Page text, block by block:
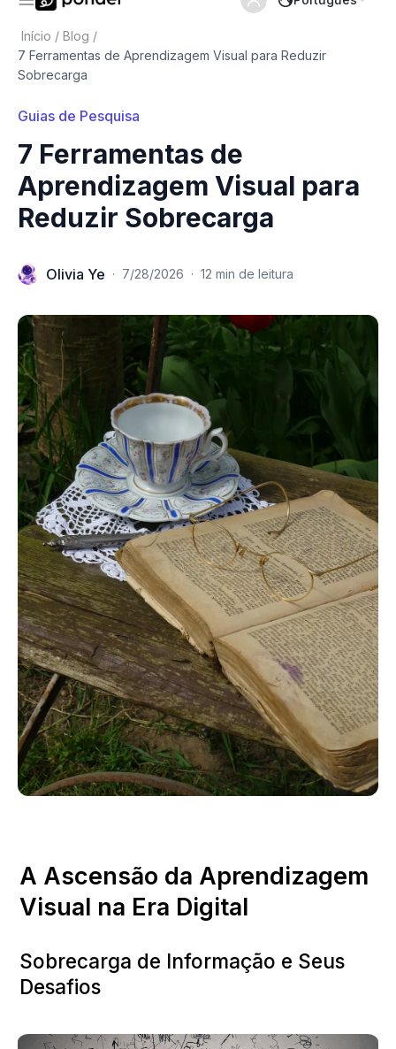
Início / Blog /
7 Ferramentas de Aprendizagem Visual para Reduzir
Sobrecarga
Guias de Pesquisa
7 Ferramentas de
Aprendizagem Visual para
Reduzir Sobrecarga
Olivia Ye · 7/28/2026 · 12 min de leitura
A Ascensão da Aprendizagem
Visual na Era Digital
Sobrecarga de Informação e Seus
Desafios